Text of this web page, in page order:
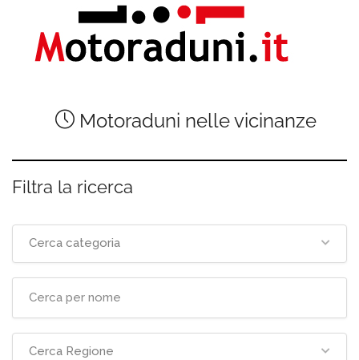
Motoraduni nelle vicinanze
Filtra la ricerca
Cerca categoria
Cerca Regione